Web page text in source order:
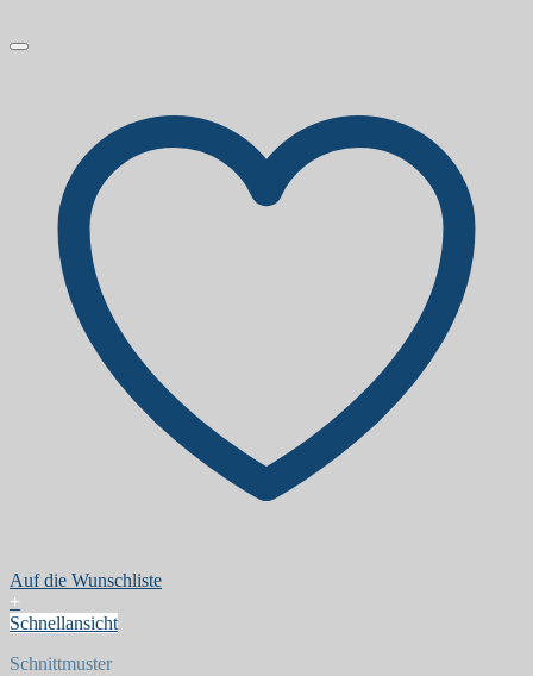
Auf die Wunschliste
+
Schnellansicht
Schnittmuster